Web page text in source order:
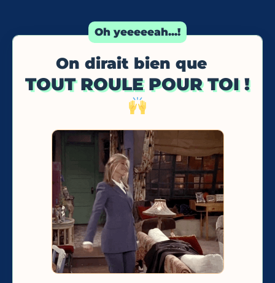
Oh yeeeeeah...!
On dirait bien que
TOUT ROULE POUR TOI !